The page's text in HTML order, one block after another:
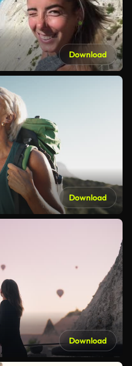
Download
Download
Download